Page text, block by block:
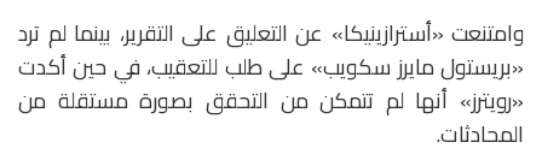
وامتنعت «أسترازينيكا» عن التعليق على التقرير، بينما لم ترد
«بريستول مايرز سكويب» على طلب للتعقيب، في حين أكدت
«رويترز» أنها لم تتمكن من التحقق بصورة مستقلة من
المحادثات.